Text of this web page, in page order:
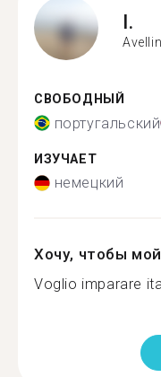
I.
СВОБОДНЫЙ
португальский
ИЗУЧАЕТ
немецкий
Хочу, чтобы
Voglio imparare